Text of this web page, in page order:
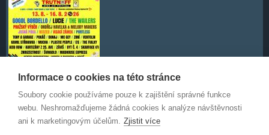
Deep Purple
7.10.
Informace o cookies na této stránce
Soubory cookie používáme pouze k zajištění správné funkce
webu. Neshromažďujeme žádná cookies k analýze návštěvnosti
ani k marketingovým účelům. Zjistit více